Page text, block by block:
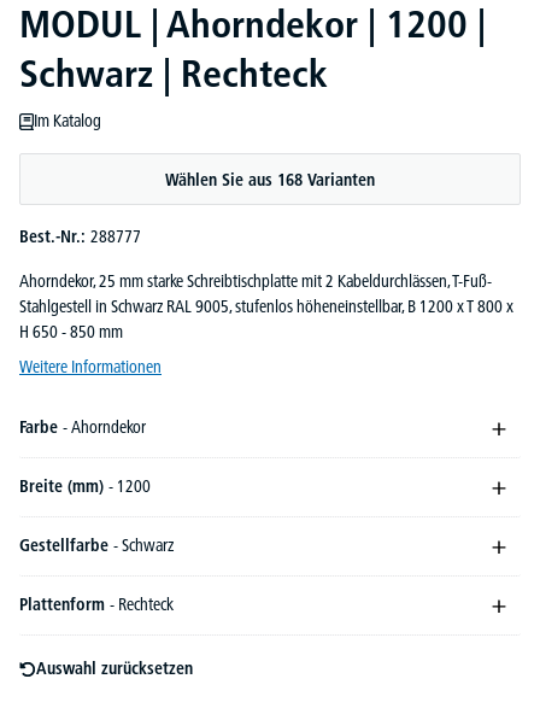
MODUL | Ahorndekor | 1200 |
Schwarz | Rechteck
Im Katalog
Wählen Sie aus 168 Varianten
Best.-Nr.: 288777
Ahorndekor, 25 mm starke Schreibtischplatte mit 2 Kabeldurchlässen, T-Fuß-
Stahlgestell in Schwarz RAL 9005, stufenlos höheneinstellbar, B 1200 x T 800 x
H 650 - 850 mm
Weitere Informationen
Farbe - Ahorndekor
Breite (mm) - 1200
Gestellfarbe - Schwarz
Plattenform - Rechteck
Auswahl zurücksetzen